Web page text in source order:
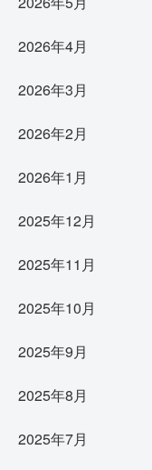
2026年4月
2026年3月
2026年2月
2026年1月
2025年12月
2025年11月
2025年10月
2025年9月
2025年8月
2025年7月